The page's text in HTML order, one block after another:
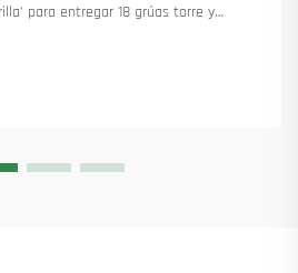
para entregar 18 grúas torre y
más información.